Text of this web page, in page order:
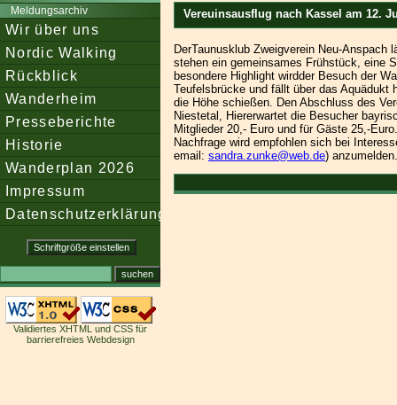
Meldungsarchiv
Wir über uns
Nordic Walking
Rückblick
Wanderheim
Presseberichte
Historie
Wanderplan 2026
Impressum
Datenschutzerklärung
Validiertes XHTML und CSS für
barrierefreies Webdesign
Vereuinsausflug nach Kassel am 12.
DerTaunusklub Zweigverein Neu-
stehen ein gemeinsames Frühstück, eine
besondere Highlight wirdder Besuch der
Teufelsbrücke und fällt über das
die Höhe schießen. Den Abschluss des
Niestetal, Hiererwartet die Besucher
Mitglieder 20,- Euro und für Gäste 25,-
Nachfrage wird empfohlen sich bei
email: sandra.zunke@web.de)